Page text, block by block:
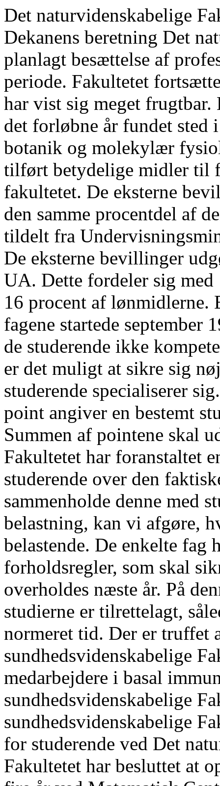
Det naturvidenskabelige Fakultet Dekanens beretning 381 Dekanens beretning Det naturvidenskabelige Fakultet har planlagt besættelse af professorater for den næste seks års periode. Fakultetet fortsætter her en forskningspolitik, som har vist sig meget frugtbar. Besættelsen af professorater har i det forløbne år fundet sted i ferskvandsbiologi, økologisk botanik og molekylær fysiologi. Der er som tidligere år tilført betydelige midler til forskningsaktiviteten ved fakultetet. De eksterne bevillinger har de senere år udgjort den samme procentdel af den bevilling, som fakultetet far tildelt fra Undervisningsministeriets undervisningsafdeling. De eksterne bevillinger udgør 36 procent af bevillingen fra UA. Dette fordeler sig med 135 procent af driftsmidlerne og 16 procent af lønmidlerne. En ny studieordning for mat-fys fagene startede september 1989. Ifølge denne ordning vælger de studerende ikke kompetenceområde før andet år. Således er det muligt at sikre sig nøjere kendskab til fagene, før den studerende specialiserer sig. Alle kurser er pointsat, hvor et point angiver en bestemt studieindsats af den studerende. Summen af pointene skal udgøre en students indsats på et år. Fakultetet har foranstaltet en undersøgelse blandt de studerende over den faktiske studiebelastning. Ved at sammenholde denne med studieplanens foreskrevne belastning, kan vi afgøre, hvilke kurser som er for belastende. De enkelte fag har på dette grundlag truffet forholdsregler, som skal sikre, at studenterbelastningen skal overholdes næste år. På denne måde vil vi sikre os, at studierne er tilrettelagt, således at de kan gennemføres på normeret tid. Der er truffet aftale med Det sundhedsvidenskabelige Fakultet om, at to videnskabelige medarbejdere i basal immunologi udstationeres ved Det sundhedsvidenskabelige Fakultet; til gengæld afholder Det sundhedsvidenskabelige Fakultet undervisning i immunologi for studerende ved Det naturvidenskabelige Fakultet. Fakultetet har besluttet at opslå en stilling i hvert af de næste fire år ved Matematisk Centralinstitut med særlig henblik på undervisningen af matematik — økonomi studerende. Fakultetet har fastlagt TAP stabens størrelse inden for hvert fagområde for hvert år frem til 1993. Planen tager hensyn til den forventede udvikling af budgettet frem til 1993. lait nedskæres TAP ressourcerne med 13 procent indtil 1993. Henrik Jeppesen Besvarelser af universitetets prisspørgsmål Jensen, Thomas Philip: Optimering i oversættelse af højere ordens funktionsprogrammeringssprog (Datalogi A, Sølv). Jørgensen, Helle Harboe: Datamatisk anaforisk resolution (Datalogi B, Guld). Kisling-Møller, Jørgen: Undersøgelser af sedimenttransportforholdene i strømmende vand, med udgangspunkt i feltstudier og primært basismateriale (Geografi B, Guld). Datalogi 383 Datalogi Datalogisk Institut Forskningsvirksomhed: Semantikbaseret programbehandling Faglig beskrivelse. Området drejer sig om metoder til behandling af programmer som dataobjekter, f.eks. til analyse, transformation, syntese og tidsvurdering. Arbejdet ligger på grænsen mellem teori og praksis: teorier afprøves på datamaskinen og praktiske eksperimenter fører ofte til nye teoretiske undersøgelser. Emnet er relevant for bl.a. konstruktion af oversættere og fortolkere samt programafprøvning og optimering. Der lægges vægt på, at de udviklede teknikker er automatiske, og at de er velfunderede i semantikken for et programmeringssprog. Anerkendelse og støtte. Området blev udvalgt af DIKU som en »mærkesag«. Forskningen er blevet støttet af Statens naturvidenskabelige Forskningsråd (Fitap-projektet, fælles med Århus), og af Fællesmarkedets ESPRIT program (Semantique, fælles med Imperial College, London, Glasgow University, Ecole Polytechnique, Paris). Uddannelsesaktiviteter. Gruppen har Ph.D. studerende ved DIKU, Imperial College, Cambridge, Glasgow, Carnegie Mellon og Kansas State University. Der holdes et ugentligt uformelt gruppemøde, hvor de studerende er velkomne. Andre aktiviteter. Gruppen har publiceret en del artikler i tidsskrifter og proceedings samt lavet redaktionelt og programkomitéarbejde. DIKU var vært ved to møder: CAAP/ESOP, (proceedings i 2 bind af Lecture Notes in Computer Science) og et møde af ESPRIT projektet Semantique. Deltagelse i mange konferencer (CAAP, ESOP, ICALP, IFIP WG 2.8, L&IP, PLILP, IEEE, Ullapool, WAGA). Besøg på universiteter og andre forskningsinstitutter, heriblandt tre uger i Sovjetunionen. Udmærkelser. »Invited speaker« ved ICALP konferencen, Warwick (NDJ). Artikler udvalgt som værende blandt de bedste artikler: ved IEEE